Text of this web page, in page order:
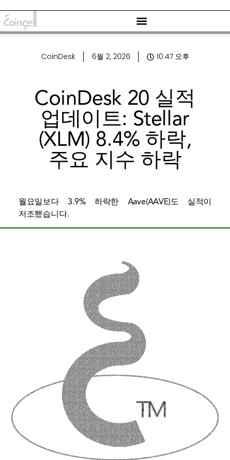
CoinDesk 6월 2, 2026 10:47 오후
CoinDesk 20 실적
업데이트: Stellar
(XLM) 8.4% 하락,
주요 지수 하락
월요일보다 3.9% 하락한 Aave(AAVE)도 실적이
저조했습니다.